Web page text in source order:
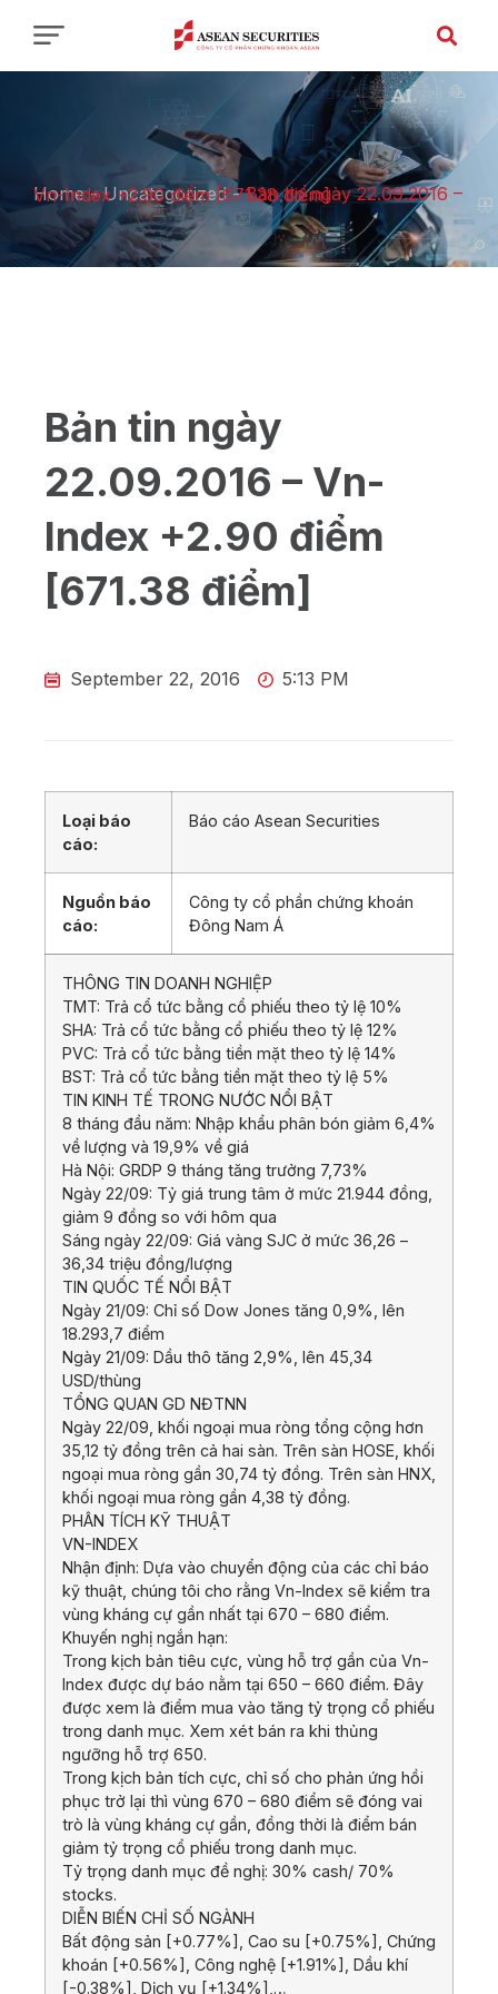
Home-Uncategorized-
Bản tin ngày 22.09.2016 – Vn-Index +2.90 điểm [671.38 điểm]
Bản tin ngày
22.09.2016 – Vn-
Index +2.90 điểm
[671.38 điểm]
September 22, 2016 5:13 PM
Loại báo
cáo:
Báo cáo Asean Securities
Nguồn báo
cáo:
Công ty cổ phần chứng khoán
Đông Nam Á
THÔNG TIN DOANH NGHIỆP
TMT: Trả cổ tức bằng cổ phiếu theo tỷ lệ 10%
SHA: Trả cổ tức bằng cổ phiếu theo tỷ lệ 12%
PVC: Trả cổ tức bằng tiền mặt theo tỷ lệ 14%
BST: Trả cổ tức bằng tiền mặt theo tỷ lệ 5%
TIN KINH TẾ TRONG NƯỚC NỔI BẬT
8 tháng đầu năm: Nhập khẩu phân bón giảm 6,4%
về lượng và 19,9% về giá
Hà Nội: GRDP 9 tháng tăng trưởng 7,73%
Ngày 22/09: Tỷ giá trung tâm ở mức 21.944 đồng,
giảm 9 đồng so với hôm qua
Sáng ngày 22/09: Giá vàng SJC ở mức 36,26 –
36,34 triệu đồng/lượng
TIN QUỐC TẾ NỔI BẬT
Ngày 21/09: Chỉ số Dow Jones tăng 0,9%, lên
18.293,7 điểm
Ngày 21/09: Dầu thô tăng 2,9%, lên 45,34
USD/thùng
TỔNG QUAN GD NĐTNN
Ngày 22/09, khối ngoại mua ròng tổng cộng hơn
35,12 tỷ đồng trên cả hai sàn. Trên sàn HOSE, khối
ngoại mua ròng gần 30,74 tỷ đồng. Trên sàn HNX,
khối ngoại mua ròng gần 4,38 tỷ đồng.
PHÂN TÍCH KỸ THUẬT
VN-INDEX
Nhận định: Dựa vào chuyển động của các chỉ báo
kỹ thuật, chúng tôi cho rằng Vn-Index sẽ kiểm tra
vùng kháng cự gần nhất tại 670 – 680 điểm.
Khuyến nghị ngắn hạn:
Trong kịch bản tiêu cực, vùng hỗ trợ gần của Vn-
Index được dự báo nằm tại 650 – 660 điểm. Đây
được xem là điểm mua vào tăng tỷ trọng cổ phiếu
trong danh mục. Xem xét bán ra khi thủng
ngưỡng hỗ trợ 650.
Trong kịch bản tích cực, chỉ số cho phản ứng hồi
phục trở lại thì vùng 670 – 680 điểm sẽ đóng vai
trò là vùng kháng cự gần, đồng thời là điểm bán
giảm tỷ trọng cổ phiếu trong danh mục.
Tỷ trọng danh mục đề nghị: 30% cash/ 70%
stocks.
DIỄN BIẾN CHỈ SỐ NGÀNH
Bất động sản [+0.77%], Cao su [+0.75%], Chứng
khoán [+0.56%], Công nghệ [+1.91%], Dầu khí
[-0.38%], Dịch vụ [+1.34%],…